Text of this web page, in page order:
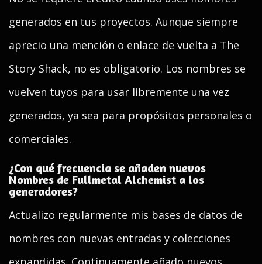
generados en tus proyectos. Aunque siempre
aprecio una mención o enlace de vuelta a The
Story Shack, no es obligatorio. Los nombres se
vuelven tuyos para usar libremente una vez
generados, ya sea para propósitos personales o
comerciales.
¿Con qué frecuencia se añaden nuevos
Nombres de Fullmetal Alchemist a los
generadores?
Actualizo regularmente mis bases de datos de
nombres con nuevas entradas y colecciones